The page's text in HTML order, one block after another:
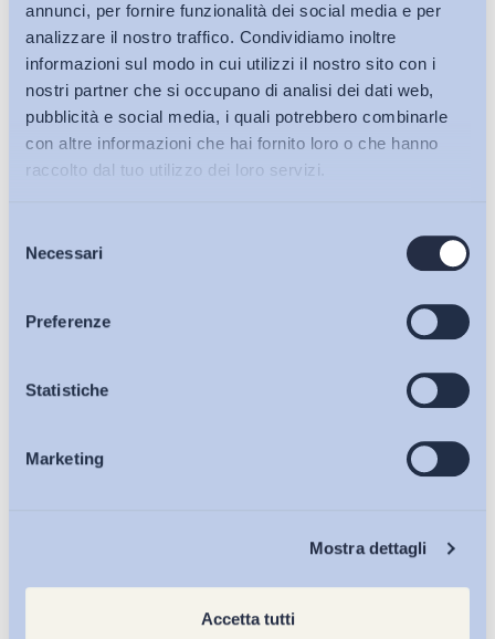
annunci, per fornire funzionalità dei social media e per
analizzare il nostro traffico. Condividiamo inoltre
informazioni sul modo in cui utilizzi il nostro sito con i
nostri partner che si occupano di analisi dei dati web,
pubblicità e social media, i quali potrebbero combinarle
con altre informazioni che hai fornito loro o che hanno
raccolto dal tuo utilizzo dei loro servizi.
delNecessari
Preferenze
Statistiche
Marketing
Mostra dettagli
Accetta tutti
Bollettini ADAPT
Articoli
Osservatori
Eventi
Ho letto e Accetto il trattamento dei dati personali descritti